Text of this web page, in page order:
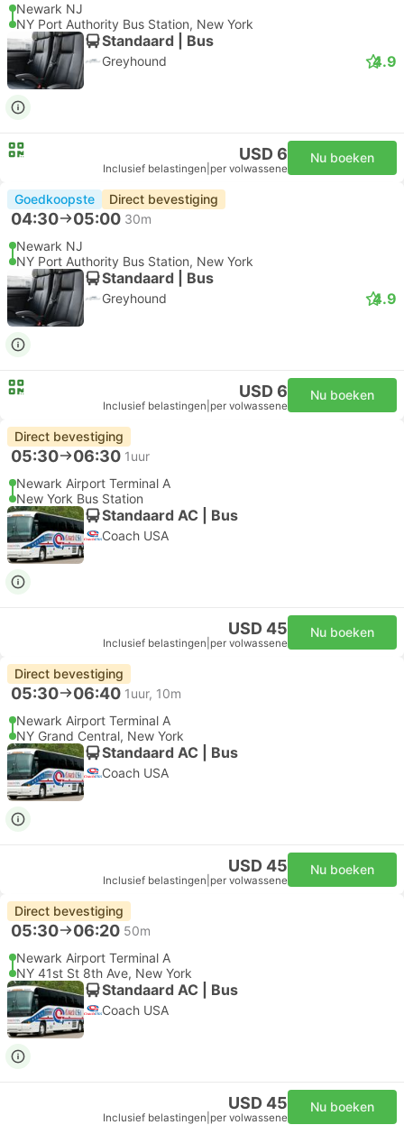
Newark NJ
NY Port Authority Bus Station, New York
Standaard | Bus
Greyhound 4.9
USD 6
Inclusief belastingen per volwassene
Nu boeken
Goedkoopste Direct bevestiging
04:30 05:00 30m
Newark NJ
NY Port Authority Bus Station, New York
Standaard | Bus
Greyhound 4.9
USD 6
Inclusief belastingen per volwassene
Nu boeken
Direct bevestiging
05:30 06:30 1uur
Newark Airport Terminal A
New York Bus Station
Standaard AC | Bus
Coach USA
USD 45
Inclusief belastingen per volwassene
Nu boeken
Direct bevestiging
05:30 06:40 1uur, 10m
Newark Airport Terminal A
NY Grand Central, New York
Standaard AC | Bus
Coach USA
USD 45
Inclusief belastingen per volwassene
Nu boeken
Direct bevestiging
05:30 06:20 50m
Newark Airport Terminal A
NY 41st St 8th Ave, New York
Standaard AC | Bus
Coach USA
USD 45
Inclusief belastingen per volwassene
Nu boeken